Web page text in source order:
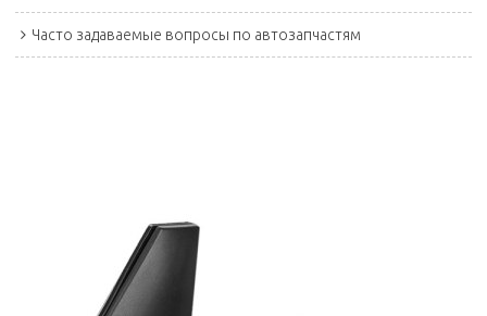
Часто задаваемые вопросы по автозапчастям